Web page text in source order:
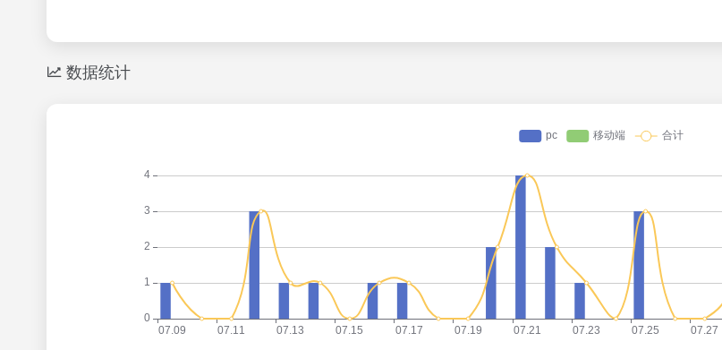
数据统计